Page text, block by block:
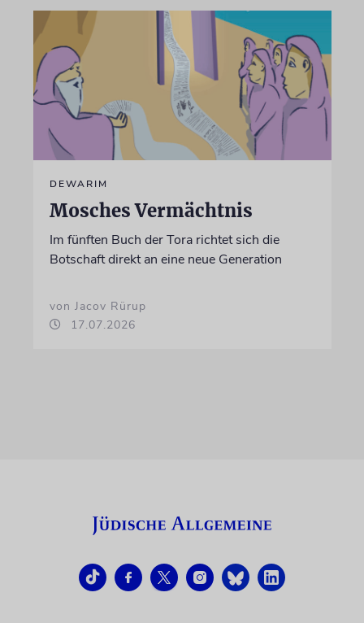
DEWARIM
Mosches Vermächtnis
Im fünften Buch der Tora richtet sich die
Botschaft direkt an eine neue Generation
von Jacov Rürup
17.07.2026